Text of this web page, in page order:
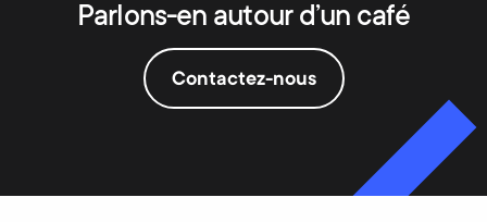
Parlons-en autour d’un café
Contactez-nous